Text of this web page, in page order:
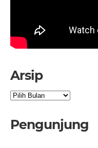
Arsip
Arsip
Pengunjung